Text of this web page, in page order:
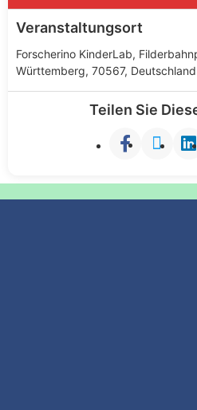
Veranstaltungsort
Forscherino KinderLab,
Württemberg, 70567, Deutschland
Teilen Sie